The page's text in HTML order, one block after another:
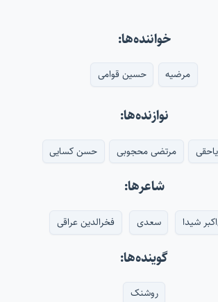
خواننده‌ها:
مرضیه حسین قوامی
نوازنده‌ها:
مرتضی محجوبی حسن کسایی
شاعرها:
شیدا سعدی فخرالدین عراقی
گوینده‌ها:
روشنک